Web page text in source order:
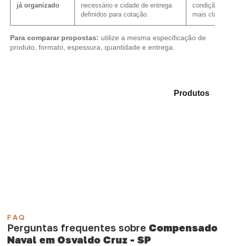
já organizado
necessário e cidade de entrega
definidos para cotação.
condição
mais
Para comparar propostas: utilize a mesma especificação de
produto, formato, espessura, quantidade e entrega.
Produtose
FAQ
Perguntas frequentes sobre Compensado
Naval em Osvaldo Cruz - SP